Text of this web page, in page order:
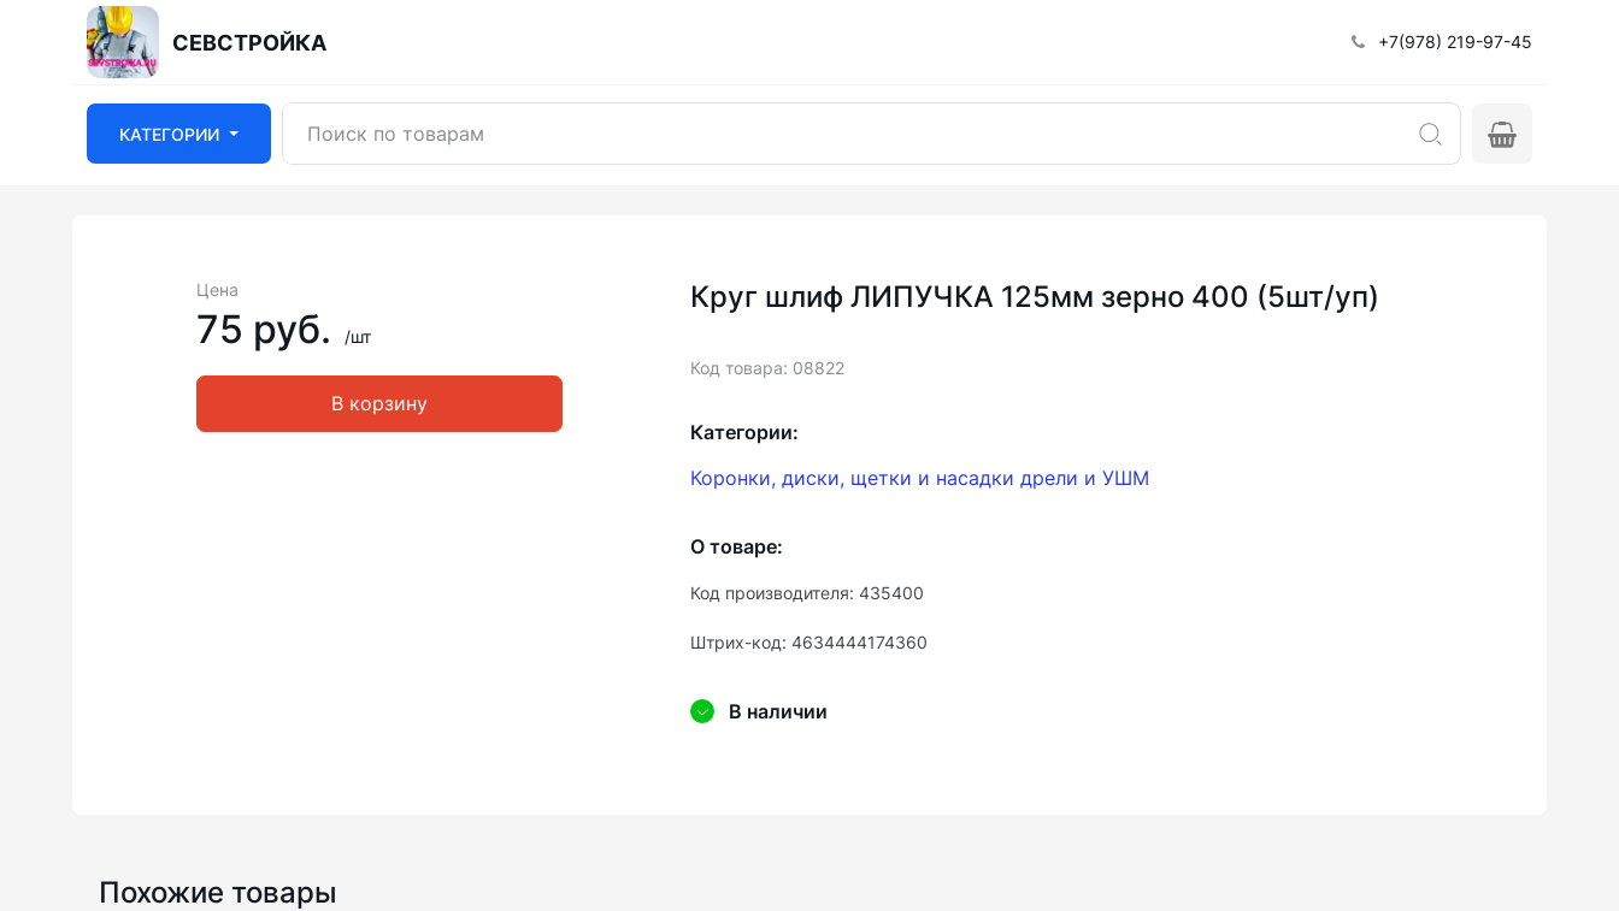
СЕВСТРОЙКА +7(978) 219-97-45
КАТЕГОРИИ
Цена
75 руб. /шт
В корзину
Круг шлиф ЛИПУЧКА 125мм зерно 400 (5шт/уп)
Код товара: 08822
Категории:
Коронки, диски, щетки и насадки дрели и УШМ
О товаре:
Код производителя: 435400
Штрих-код: 4634444174360
В наличии
Похожие товары